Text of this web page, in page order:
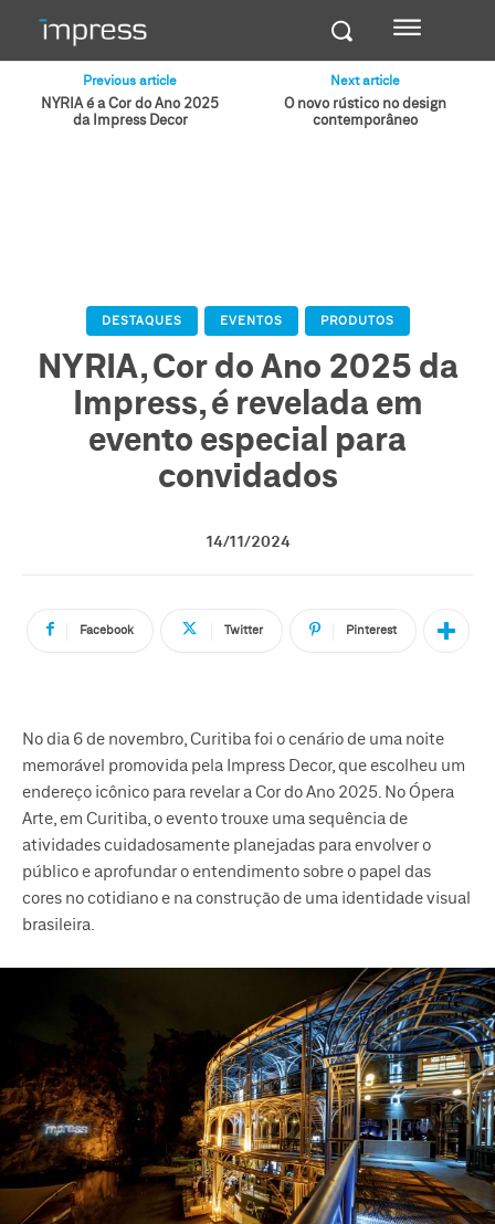
Previous article
NYRIA é a Cor do Ano 2025
da Impress Decor
Next article
O novo rústico no design
contemporâneo
DESTAQUES EVENTOS PRODUTOS
NYRIA, Cor do Ano 2025 da
Impress, é revelada em
evento especial para
convidados
14/11/2024
Facebook Twitter Pinterest
No dia 6 de novembro, Curitiba foi o cenário de uma noite
memorável promovida pela Impress Decor, que escolheu um
endereço icônico para revelar a Cor do Ano 2025. No Ópera
Arte, em Curitiba, o evento trouxe uma sequência de
atividades cuidadosamente planejadas para envolver o
público e aprofundar o entendimento sobre o papel das
cores no cotidiano e na construção de uma identidade visual
brasileira.